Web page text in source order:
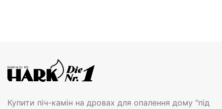
Купити піч-камін на дровах для опалення дому "під